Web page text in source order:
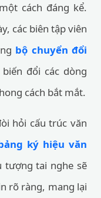
cách đáng kể.
các biên tập viên
bộ chuyển đổi
đổi các dòng
cách bắt mắt.
hỏi cấu trúc văn
ký hiệu văn
tai nghe sẽ
rõ ràng, mang lại